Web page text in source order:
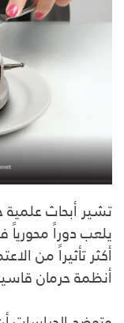
تشير أبحاث علمية
يلعب دوراً
أكثر تأثيراً من
أنظمة حرمان